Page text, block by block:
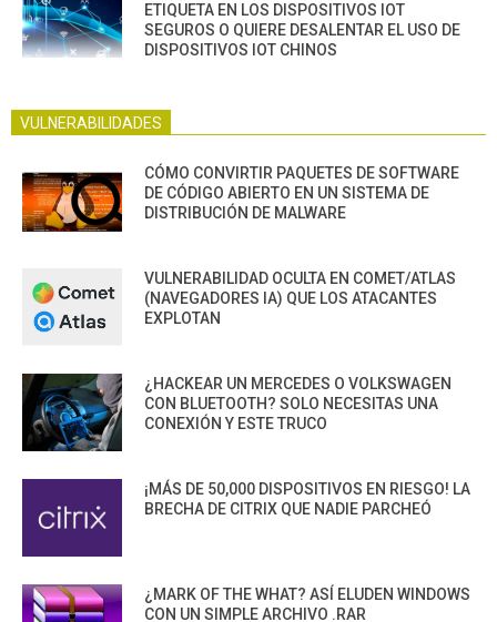
ETIQUETA EN LOS DISPOSITIVOS IOT
SEGUROS O QUIERE DESALENTAR EL USO DE
DISPOSITIVOS IOT CHINOS
VULNERABILIDADES
CÓMO CONVIRTIR PAQUETES DE SOFTWARE
DE CÓDIGO ABIERTO EN UN SISTEMA DE
DISTRIBUCIÓN DE MALWARE
VULNERABILIDAD OCULTA EN COMET/ATLAS
(NAVEGADORES IA) QUE LOS ATACANTES
EXPLOTAN
¿HACKEAR UN MERCEDES O VOLKSWAGEN
CON BLUETOOTH? SOLO NECESITAS UNA
CONEXIÓN Y ESTE TRUCO
¡MÁS DE 50,000 DISPOSITIVOS EN RIESGO! LA
BRECHA DE CITRIX QUE NADIE PARCHEÓ
¿MARK OF THE WHAT? ASÍ ELUDEN WINDOWS
CON UN SIMPLE ARCHIVO .RAR